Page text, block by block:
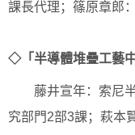
課長代理；篠原章郎
◇「半導體堆疊工藝
藤井宣年：索尼
究部門2部3課；萩本